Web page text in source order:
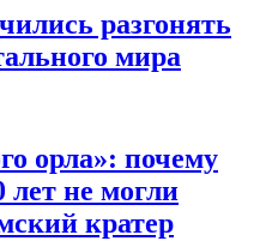
разгонять
мира
орла»: почему
не могли
кратер